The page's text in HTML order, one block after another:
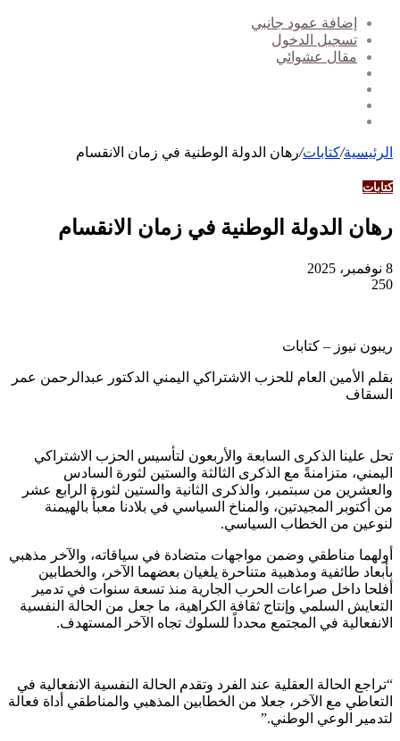
إضافة عمود جانبي
تسجيل الدخول
مقال عشوائي
الرئيسية/كتابات/رهان الدولة الوطنية في زمان الانقسام
كتابات
رهان الدولة الوطنية في زمان الانقسام
8 نوفمبر، 2025
250
ريبون نيوز – كتابات
بقلم الأمين العام للحزب الاشتراكي اليمني الدكتور عبدالرحمن عمر
السقاف
تحل علينا الذكرى السابعة والأربعون لتأسيس الحزب الاشتراكي
اليمني، متزامنةً مع الذكرى الثالثة والستين لثورة السادس
والعشرين من سبتمبر، والذكرى الثانية والستين لثورة الرابع عشر
من أكتوبر المجيدتين، والمناخ السياسي في بلادنا معبأً بالهيمنة
لنوعين من الخطاب السياسي.
أولهما مناطقي وضمن مواجهات متضادة في سياقاته، والآخر مذهبي
بأبعاد طائفية ومذهبية متناحرة يلغيان بعضهما الآخر، والخطابين
أفلحا داخل صراعات الحرب الجارية منذ تسعة سنوات في تدمير
التعايش السلمي وإنتاج ثقافة الكراهية، ما جعل من الحالة النفسية
الانفعالية في المجتمع محدداً للسلوك تجاه الآخر المستهدف.
“تراجع الحالة العقلية عند الفرد وتقدم الحالة النفسية الانفعالية في
التعاطي مع الآخر، جعلا من الخطابين المذهبي والمناطقي أداة فعالة
لتدمير الوعي الوطني.”